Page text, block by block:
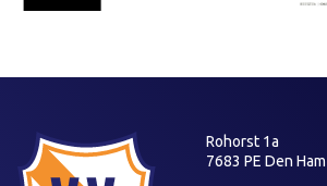
Rohorst 1a
7683 PE Den Ham